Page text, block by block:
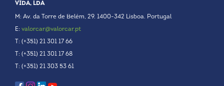
VIDA, LDA
M: Av. da Torre de Belém, 29. 1400-342 Lisboa. Portugal
E: valorcar@valorcar.pt
T: (+351) 21 301 17 66
T: (+351) 21 301 17 68
T: (+351) 21 303 53 61